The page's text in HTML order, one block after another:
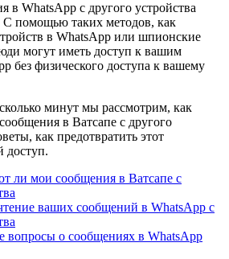
в WhatsApp с другого устройства
С помощью таких методов, как
в WhatsApp или шпионские
могут иметь доступ к вашим
без физического доступа к вашему
минут мы рассмотрим, как
в Ватсапе с другого
как предотвратить этот
доступ.
ли мои сообщения в Ватсапе с
ваших сообщений в WhatsApp с
вопросы о сообщениях в WhatsApp